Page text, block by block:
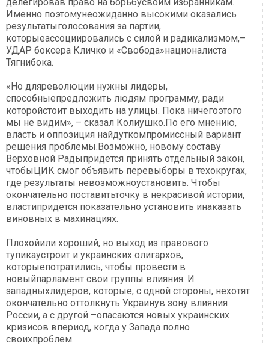
Именно поэтомунеожиданно высокими оказались
результатыголосования за партии,
которыеассоциировались с силой и радикализмом,–
УДАР боксера Кличко и «Свобода»националиста
Тягнибока.
«Но дляреволюции нужны лидеры,
способныепредложить людям программу, ради
которойстоит выходить на улицы. Пока ничегоэтого
мы не видим», – сказал Колиушко.По его мнению,
власть и оппозиция найдуткомпромиссный вариант
решения проблемы.Возможно, новому составу
Верховной Радыпридется принять отдельный закон,
чтобыЦИК смог объявить перевыборы в техокругах,
где результаты невозможноустановить. Чтобы
окончательно поставитьточку в некрасивой истории,
властипридется показательно установить инаказать
виновных в махинациях.
Плохойили хороший, но выход из правового
тупикаустроит и украинских олигархов,
которыепотратились, чтобы провести в
новыйпарламент свои группы влияния. И
западныхлидеров, которые, с одной стороны, нехотят
окончательно оттолкнуть Украинув зону влияния
России, а с другой –опасаются новых украинских
кризисов впериод, когда у Запада полно
своихпроблем.